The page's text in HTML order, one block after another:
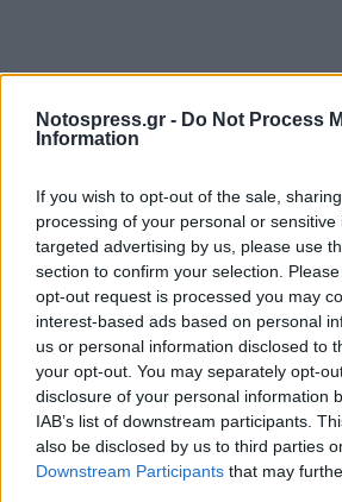
Notospress.gr - Do Not Process
Information
If you wish to opt-out of the sale,
processing of your personal or
targeted advertising by us, please use
section to confirm your selection.
opt-out request is processed you may
interest-based ads based on personal
us or personal information disclosed to
your opt-out. You may separately opt-
disclosure of your personal information
IAB’s list of downstream participants.
also be disclosed by us to third parties
Downstream Participants that may
Σχετικά Άρθρα